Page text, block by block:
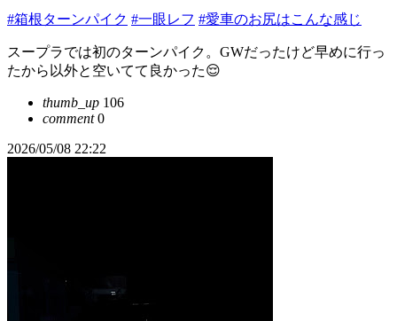
#箱根ターンパイク #一眼レフ #愛車のお尻はこんな感じ
スープラでは初のターンパイク。GWだったけど早めに行っ
たから以外と空いてて良かった😌
thumb_up 106
comment0
2026/05/08 22:22